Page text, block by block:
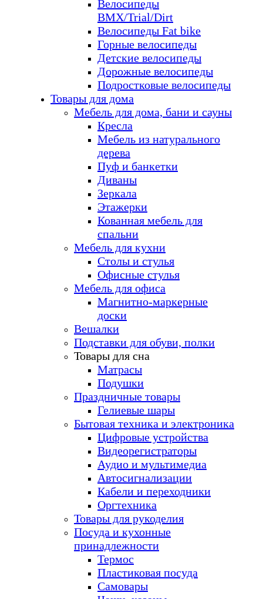
Велосипеды
BMX/Trial/Dirt
Велосипеды Fat bike
Горные велосипеды
Детские велосипеды
Дорожные велосипеды
Подростковые велосипеды
Товары для дома
Мебель для дома, бани и сауны
Кресла
Мебель из натурального
дерева
Пуф и банкетки
Диваны
Зеркала
Этажерки
Кованная мебель для
спальни
Мебель для кухни
Столы и стулья
Офисные стулья
Мебель для офиса
Магнитно-маркерные
доски
Вешалки
Подставки для обуви, полки
Товары для сна
Матрасы
Подушки
Праздничные товары
Гелиевые шары
Бытовая техника и электроника
Цифровые устройства
Видеорегистраторы
Аудио и мультимедиа
Автосигнализации
Кабели и переходники
Оргтехника
Товары для рукоделия
Посуда и кухонные
принадлежности
Термос
Пластиковая посуда
Самовары